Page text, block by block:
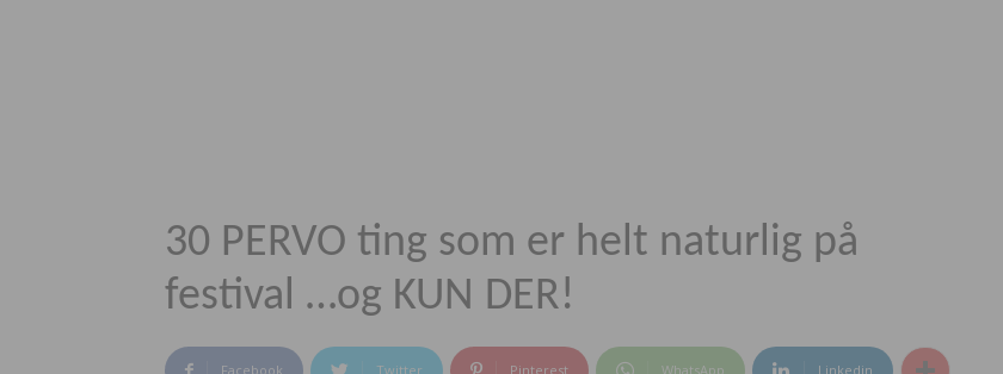
30 PERVO ting som er helt naturlig på
festival …og KUN DER!
Facebook Twitter Pinterest WhatsApp Linkedin